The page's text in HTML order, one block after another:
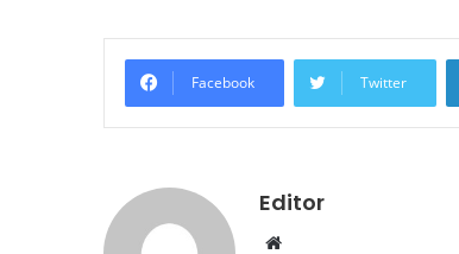
Facebook Twitter
Editor
Website